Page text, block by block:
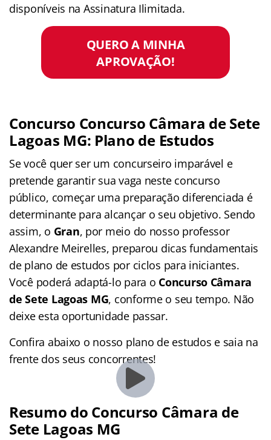
disponíveis na Assinatura Ilimitada.
QUERO A MINHA
APROVAÇÃO!
Concurso Concurso Câmara de Sete
Lagoas MG: Plano de Estudos
Se você quer ser um concurseiro imparável e
pretende garantir sua vaga neste concurso
público, começar uma preparação diferenciada é
determinante para alcançar o seu objetivo. Sendo
assim, o Gran, por meio do nosso professor
Alexandre Meirelles, preparou dicas fundamentais
de plano de estudos por ciclos para iniciantes.
Você poderá adaptá-lo para o Concurso Câmara
de Sete Lagoas MG, conforme o seu tempo. Não
deixe esta oportunidade passar.
Confira abaixo o nosso plano de estudos e saia na
frente dos seus concorrentes!
Resumo do Concurso Câmara de
Sete Lagoas MG